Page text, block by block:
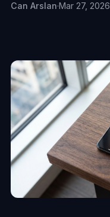
Can Arslan·Mar 27, 2026